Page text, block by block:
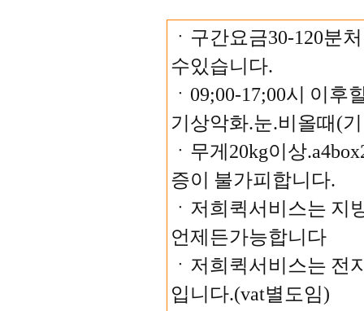
ㆍ구간요금30-120분
수있습니다.
ㆍ09;00-17;00시 이
기상악화.눈.비올때(
ㆍ무게20kg이상
증이 불가피합니다.
ㆍ저희퀵서비스는 지
언제든가능합니다
ㆍ저희퀵서비스는 전
입니다.(vat별도임)